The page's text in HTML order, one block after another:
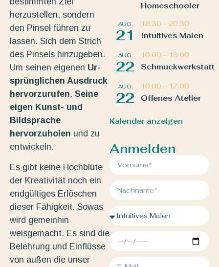
herzustellen, sondern
den Pinsel führen zu
lassen. Sich dem Strich
des Pinsels hinzugeben.
Um seinen eigenen Ur-
sprünglichen Ausdruck
hervorzurufen. Seine
eigen Kunst- und
Bildsprache
hervorzuholen und zu
entwickeln.
Es gibt keine Hochblüte
der Kreativität noch ein
endgültiges Erlöschen
dieser Fähigkeit. Sowas
wird gemeinhin
weisgemacht. Es sind die
Belehrung und Einflüsse
von außen die unser
Homeschooler
AUG.
21
18:30 – 20:30
Intuitives Malen
AUG.
22
10:00 – 13:00
Schmuckwerkstatt
AUG.
22
10:00 – 17:00
Offenes Atelier
Kalender anzeigen
Anmelden